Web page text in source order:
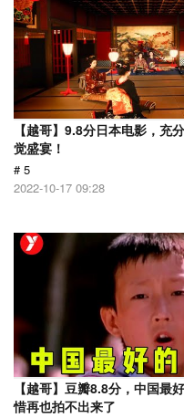
【越哥】9.8分日本电影，充
觉盛宴！
# 5
2022-10-17 09:28
【越哥】豆瓣8.8分，中国最
惜再也拍不出来了